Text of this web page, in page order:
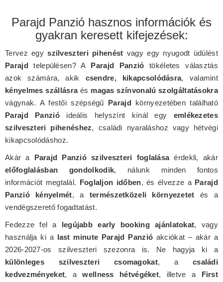
Parajd Panzió hasznos információk és
gyakran keresett kifejezések:
Tervez egyszilveszteri pihenést vagy egy nyugodt üdülést
Parajdtelepülésen? A Parajd Panzió tökéletes választás
azok számára, akik csendre, kikapcsolódásra, valamint
kényelmes szállásraés magas színvonalú szolgáltatásokra
vágynak. A festői szépségű Parajdkörnyezetében található
Parajd Panzióideális helyszínt kínál egy emlékezetes
szilveszteri pihenéshez, családi nyaraláshoz vagy hétvégi
kikapcsolódáshoz.
Akár a Parajd Panzió szilveszteri foglalásaérdekli, akár
előfoglalásban gondolkodik, nálunk minden fontos
információt megtalál. Foglaljon időben, és élvezze a Parajd
Panzió kényelmét, a természetközeli környezetet és a
vendégszerető fogadtatást.
Fedezze fel a legújabb early booking ajánlatokat, vagy
használja ki a last minute Parajd Panzió akciókat – akár a
2026-2027-os szilveszteri szezonra is. Ne hagyja ki a
különleges szilveszteri csomagokat, a családi
kedvezményeket, awellness hétvégéket, illetve a First